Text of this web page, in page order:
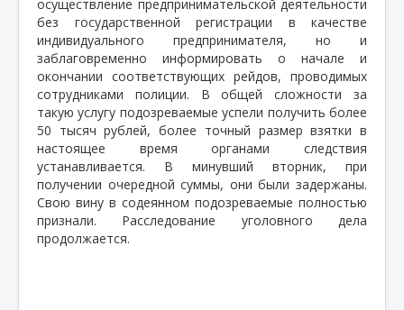
осуществление предпринимательской деятельности
без государственной регистрации в качестве
индивидуального предпринимателя, но и
заблаговременно информировать о начале и
окончании соответствующих рейдов, проводимых
сотрудниками полиции. В общей сложности за
такую услугу подозреваемые успели получить более
50 тысяч рублей, более точный размер взятки в
настоящее время органами следствия
устанавливается. В минувший вторник, при
получении очередной суммы, они были задержаны.
Свою вину в содеянном подозреваемые полностью
признали. Расследование уголовного дела
продолжается.